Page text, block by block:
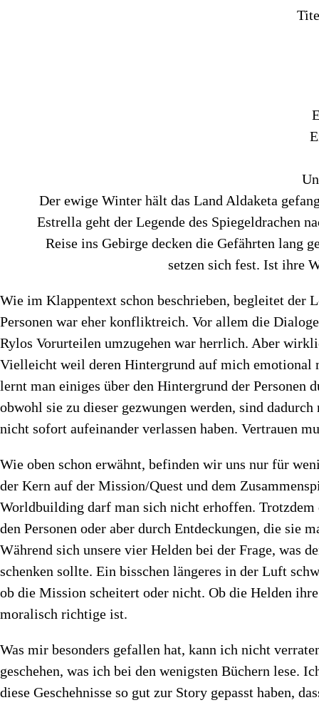
Der ewige Winter hält das Land Aldaketa
Estrella geht der Legende des Spiegeldrachen
Reise ins Gebirge decken die Gefährten lang
setzen sich fest. Ist ihre
Wie im Klappentext schon beschrieben, begleitet der
Personen war eher konfliktreich. Vor allem die
Rylos Vorurteilen umzugehen war herrlich. Aber
Vielleicht weil deren Hintergrund auf mich emotional
lernt man einiges über den Hintergrund der
obwohl sie zu dieser gezwungen werden, sind
nicht sofort aufeinander verlassen haben. Vertrauen
Wie oben schon erwähnt, befinden wir uns nur für
der Kern auf der Mission/Quest und dem
Worldbuilding darf man sich nicht erhoffen. Trotzdem
den Personen oder aber durch Entdeckungen, die sie
Während sich unsere vier Helden bei der Frage, was
schenken sollte. Ein bisschen längeres in der Luft
ob die Mission scheitert oder nicht. Ob die Helden
moralisch richtige ist.
Was mir besonders gefallen hat, kann ich nicht
geschehen, was ich bei den wenigsten Büchern lese.
diese Geschehnisse so gut zur Story gepasst haben,